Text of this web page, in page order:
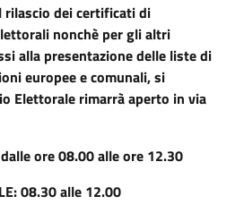
dei certificati di
nonchè per gli altri
alla presentazione delle liste di
europee e comunali, si
Elettorale rimarrà aperto in via
dalle ore 08.00 alle ore 12.30
08.30 alle 12.00